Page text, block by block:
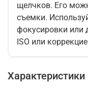
щелчков. Его
съемки.
фокусировки или
ISO или
Характеристики